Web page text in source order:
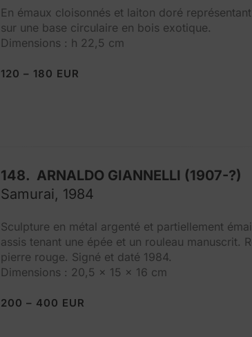
En émaux cloisonnés et laiton doré
sur une base circulaire en bois exotique.
Dimensions : h 22,5 cm
120 – 180 EUR
148. ARNALDO GIANNELLI (1907-?)
Samurai, 1984
Sculpture en métal argenté et partiellement
assis tenant une épée et un rouleau manuscrit.
pierre rouge. Signé et daté 1984.
Dimensions : 20,5 x 15 x 16 cm
200 – 400 EUR